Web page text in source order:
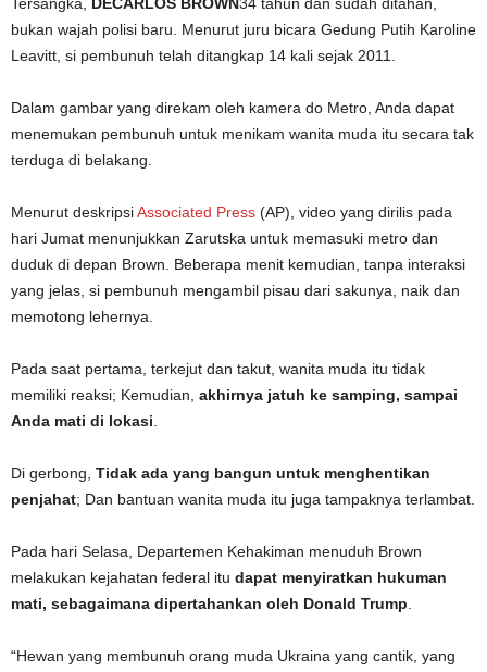
bukan wajah polisi baru. Menurut juru bicara Gedung Putih Karoline
Leavitt, si pembunuh telah ditangkap 14 kali sejak 2011.
Dalam gambar yang direkam oleh kamera do Metro, Anda dapat
menemukan pembunuh untuk menikam wanita muda itu secara tak
terduga di belakang.
Menurut deskripsiAssociated Press (AP), video yang dirilis pada
hari Jumat menunjukkan Zarutska untuk memasuki metro dan
duduk di depan Brown. Beberapa menit kemudian, tanpa interaksi
yang jelas, si pembunuh mengambil pisau dari sakunya, naik dan
memotong lehernya.
Pada saat pertama, terkejut dan takut, wanita muda itu tidak
memiliki reaksi; Kemudian, akhirnya jatuh ke samping, sampai
Anda mati di lokasi
Di gerbong, Tidak ada yang bangun untuk menghentikan
penjahat; Dan bantuan wanita muda itu juga tampaknya terlambat.
Pada hari Selasa, Departemen Kehakiman menuduh Brown
melakukan kejahatan federal itu dapat menyiratkan hukuman
mati, sebagaimana dipertahankan oleh Donald Trump
“Hewan yang membunuh orang muda Ukraina yang cantik, yang